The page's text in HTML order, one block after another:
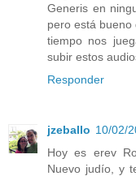
Generis en
pero está bueno
tiempo nos
subir estos
Responder
jzeballo 10/02/
Hoy es erev
Nuevo judío, y